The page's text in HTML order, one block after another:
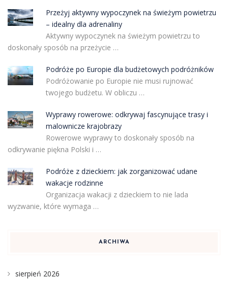
Przeżyj aktywny wypoczynek na świeżym powietrzu
– idealny dla adrenaliny
Aktywny wypoczynek na świeżym powietrzu to
doskonały sposób na przeżycie …
Podróże po Europie dla budżetowych podróżników
Podróżowanie po Europie nie musi rujnować
twojego budżetu. W obliczu …
Wyprawy rowerowe: odkrywaj fascynujące trasy i
malownicze krajobrazy
Rowerowe wyprawy to doskonały sposób na
odkrywanie piękna Polski i …
Podróże z dzieckiem: jak zorganizować udane
wakacje rodzinne
Organizacja wakacji z dzieckiem to nie lada
wyzwanie, które wymaga …
ARCHIWA
sierpień 2026